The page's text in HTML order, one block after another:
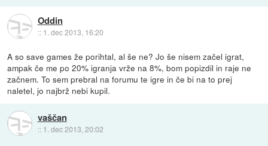
Oddin
:: 1. dec 2013, 16:20
A so save games že porihtal, al še ne? Jo še nisem začel igrat,
ampak če me po 20% igranja vrže na 8%, bom popizdil in raje ne
začnem. To sem prebral na forumu te igre in če bi na to prej
naletel, jo najbrž nebi kupil.
vaščan
:: 1. dec 2013, 20:02